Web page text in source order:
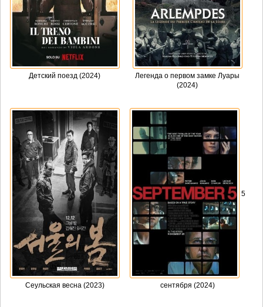
Детский поезд (2024)
Легенда о первом замке Луары
(2024)
Сеульская весна (2023)
5
сентября (2024)